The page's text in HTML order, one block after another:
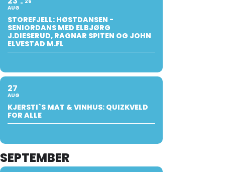
AUG
STOREFJELL: HØSTDANSEN -
SENIORDANS MED ELBJØRG
J.DIESERUD, RAGNAR SPITEN OG JOHN
ELVESTAD M.FL
27
AUG
KJERSTI`S MAT & VINHUS: QUIZKVELD
FOR ALLE
SEPTEMBER